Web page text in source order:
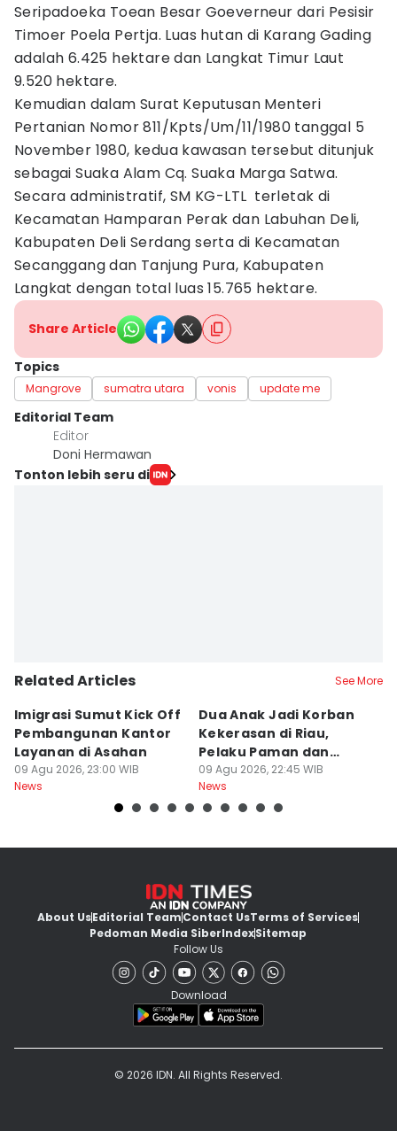
Seripadoeka Toean Besar Goeverneur dari Pesisir
Timoer Poela Pertja. Luas hutan di Karang Gading
adalah 6.425 hektare dan Langkat Timur Laut
9.520 hektare.
Kemudian dalam Surat Keputusan Menteri
Pertanian Nomor 811/Kpts/Um/11/1980 tanggal 5
November 1980, kedua kawasan tersebut ditunjuk
sebagai Suaka Alam Cq. Suaka Marga Satwa.
Secara administratif, SM KG-LTL terletak di
Kecamatan Hamparan Perak dan Labuhan Deli,
Kabupaten Deli Serdang serta di Kecamatan
Secanggang dan Tanjung Pura, Kabupaten
Langkat dengan total luas 15.765 hektare.
Share Article
Topics
Mangrove sumatra utara vonis update me
Editorial Team
Editor
Doni Hermawan
Tonton lebih seru di
Related Articles See More
Imigrasi Sumut Kick Off
Pembangunan Kantor
Layanan di Asahan
09 Agu 2026, 23:00 WIB
News
Dua Anak Jadi Korban
Kekerasan di Riau,
Pelaku Paman dan
Tantenya
09 Agu 2026, 22:45 WIB
News
About UsEditorial TeamContact UsTerms of Services
Pedoman Media SiberIndexSitemap
Follow Us
Download
© 2026 IDN. All Rights Reserved.